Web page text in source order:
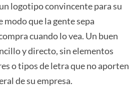
logotipo convincente para su
modo que la gente sepa
cuando lo vea. Un buen
y directo, sin elementos
o tipos de letra que no aporten
de su empresa.